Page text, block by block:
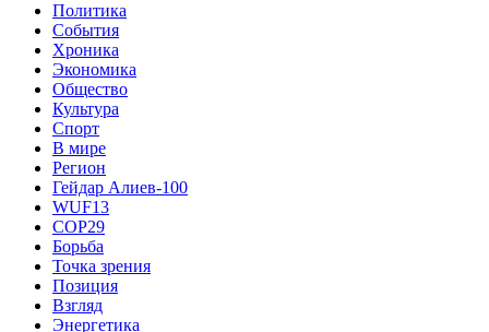
Политика
События
Хроника
Экономика
Общество
Культура
Спорт
В мире
Регион
Гейдар Алиев-100
WUF13
COP29
Борьба
Точка зрения
Позиция
Взгляд
Энергетика